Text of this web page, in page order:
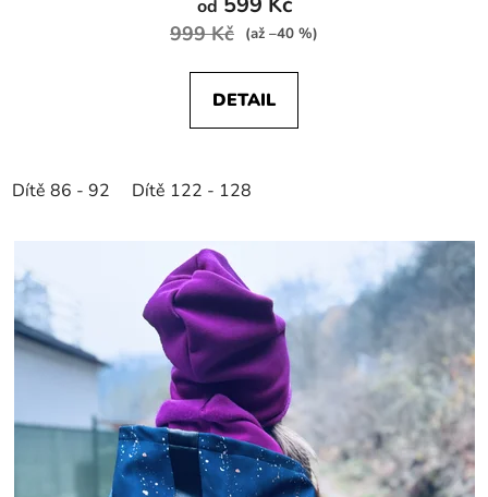
od
999 Kč (až –40 %)
DETAIL
Dítě 86 - 92 Dítě 122 - 128